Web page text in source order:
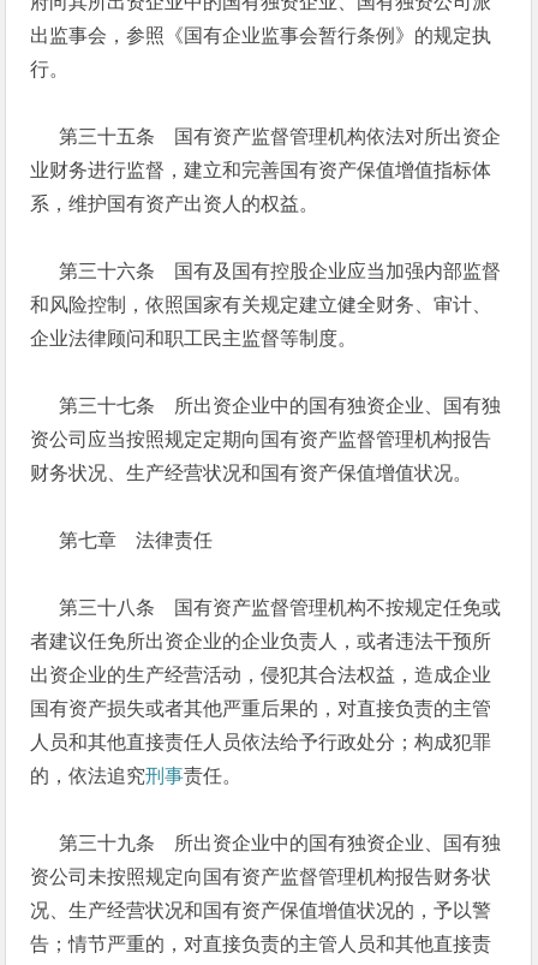
出监事会，参照《国有企业监事会暂行条例》的规定执
行。
第三十五条 国有资产监督管理机构依法对所出资企
业财务进行监督，建立和完善国有资产保值增值指标体
系，维护国有资产出资人的权益。
第三十六条 国有及国有控股企业应当加强内部监督
和风险控制，依照国家有关规定建立健全财务、审计、
企业法律顾问和职工民主监督等制度。
第三十七条 所出资企业中的国有独资企业、国有独
资公司应当按照规定定期向国有资产监督管理机构报告
财务状况、生产经营状况和国有资产保值增值状况。
第七章 法律责任
第三十八条 国有资产监督管理机构不按规定任免或
者建议任免所出资企业的企业负责人，或者违法干预所
出资企业的生产经营活动，侵犯其合法权益，造成企业
国有资产损失或者其他严重后果的，对直接负责的主管
人员和其他直接责任人员依法给予行政处分；构成犯罪
的，依法追究刑事责任。
第三十九条 所出资企业中的国有独资企业、国有独
资公司未按照规定向国有资产监督管理机构报告财务状
况、生产经营状况和国有资产保值增值状况的，予以警
告；情节严重的，对直接负责的主管人员和其他直接责